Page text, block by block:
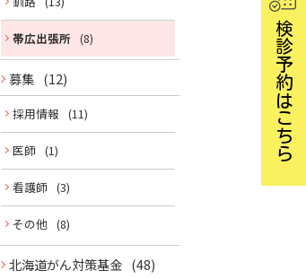
検診予約はこちら
帯広出張所 (8)
募集 (12)
採用情報 (11)
医師 (1)
看護師 (3)
その他 (8)
北海道がん対策基金 (48)